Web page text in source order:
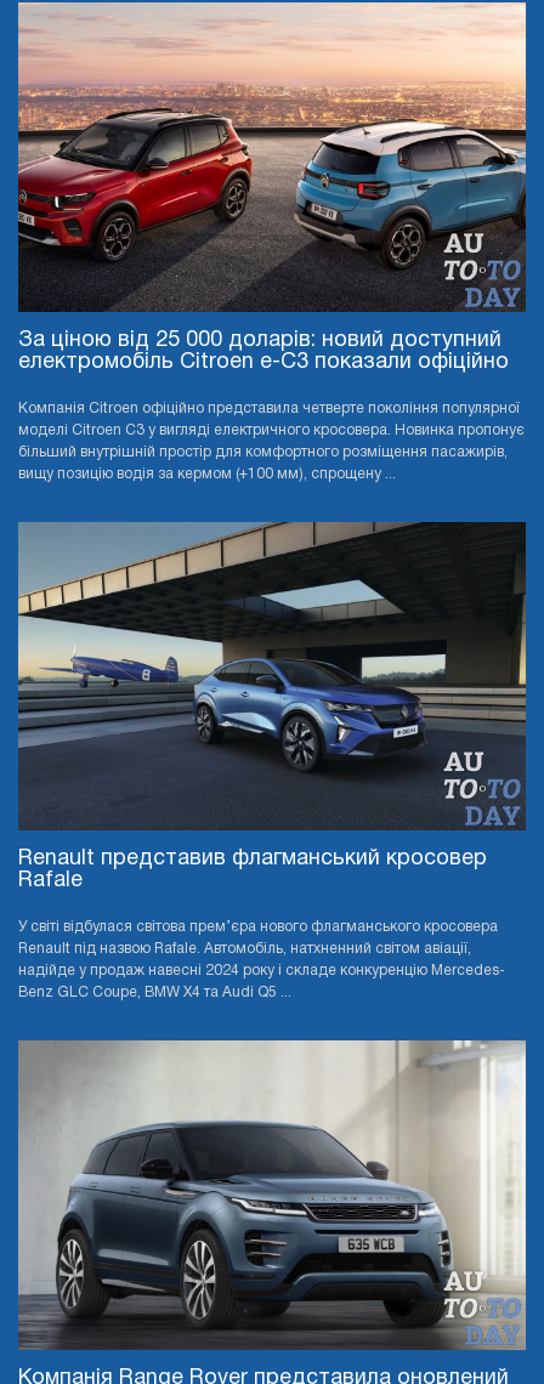
За ціною від 25 000 доларів: новий доступний
електромобіль Citroen e-C3 показали офіційно
Компанія Citroen офіційно представила четверте покоління популярної
моделі Citroen C3 у вигляді електричного кросовера. Новинка пропонує
більший внутрішній простір для комфортного розміщення пасажирів,
вищу позицію водія за кермом (+100 мм), спрощену ...
Renault представив флагманський кросовер
Rafale
У світі відбулася світова прем’єра нового флагманського кросовера
Renault під назвою Rafale. Автомобіль, натхненний світом авіації,
надійде у продаж навесні 2024 року і складе конкуренцію Mercedes-
Benz GLC Coupe, BMW X4 та Audi Q5 ...
Компанія Range Rover представила оновлений